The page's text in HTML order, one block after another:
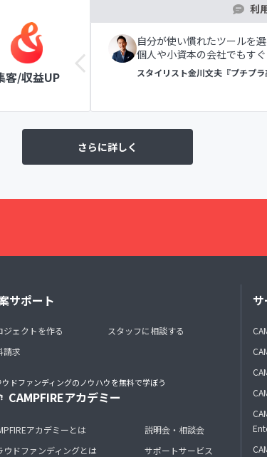
客/収益UP
利
初めての方
自分が使い慣れたツールを
個人や小資本の会社でもす
スタイリスト金川文夫『プチプラ
さらに詳しく
サポート
ジェクトを作る
請求
スタッフに相談する
ウドファンディングのノウハウを無料で学ぼう
CAMPFIREアカデミー
アカデミーとは
ウドファンディングとは
説明会・相談会
サポートサービス